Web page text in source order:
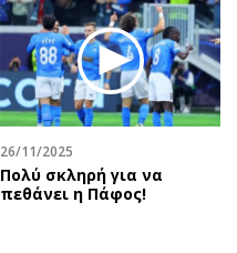
26/11/2025
Πολύ σκληρή για να
πεθάνει η Πάφος!